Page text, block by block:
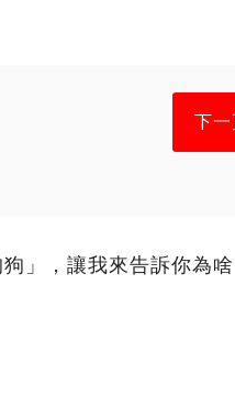
下一
」，讓我來告訴你為啥